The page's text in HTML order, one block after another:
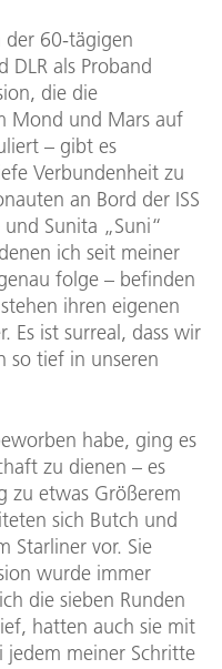
der 60-tägigen
DLR als Proband
die die
Mond und Mars auf
– gibt es
Verbundenheit zu
an Bord der ISS
Sunita „Suni“
ich seit meiner
folge – befinden
ihren eigenen
Es ist surreal, dass wir
so tief in unseren
habe, ging es
zu dienen – es
zu etwas Größerem
sich Butch und
Starliner vor. Sie
wurde immer
die sieben Runden
hatten auch sie mit
jedem meiner Schritte